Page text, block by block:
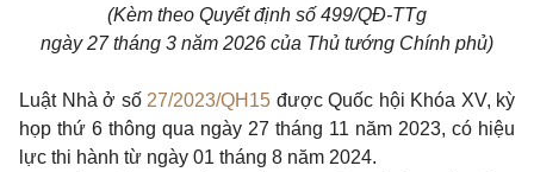
(Kèm theo Quyết định số 499/QĐ-TTg
ngày 27 tháng 3 năm 2026 của Thủ tướng Chính phủ)
Luật Nhà ở số 27/2023/QH15 được Quốc hội Khóa XV, kỳ
họp thứ 6 thông qua ngày 27 tháng 11 năm 2023, có hiệu
lực thi hành từ ngày 01 tháng 8 năm 2024.